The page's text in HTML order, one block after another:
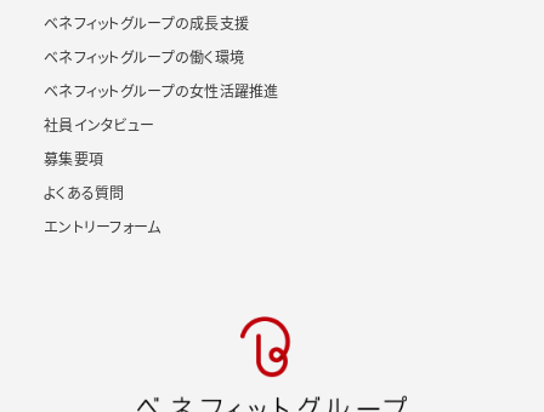
ベネフィットグループの成長支援
ベネフィットグループの働く環境
ベネフィットグループの女性活躍推進
社員インタビュー
募集要項
よくある質問
エントリーフォーム